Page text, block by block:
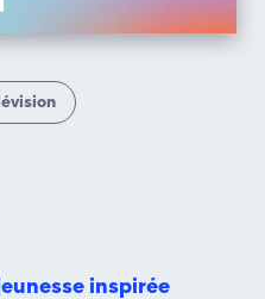
inspirée